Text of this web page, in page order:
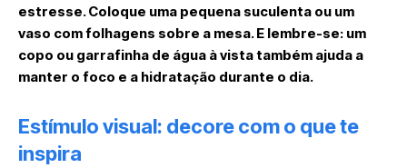
estresse. Coloque uma pequena suculenta ou um
vaso com folhagens sobre a mesa. E lembre-se: um
copo ou garrafinha de água à vista também ajuda a
manter o foco e a hidratação durante o dia.
Estímulo visual: decore com o que te
inspira